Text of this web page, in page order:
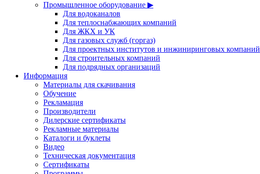
Промышленное оборудование ▶
Для водоканалов
Для теплоснабжающих компаний
Для ЖКХ и УК
Для газовых служб (горгаз)
Для проектных институтов и инжиниринговых компаний
Для строительных компаний
Для подрядных организаций
Информация
Материалы для скачивания
Обучение
Рекламация
Производители
Дилерские сертификаты
Рекламные материалы
Каталоги и буклеты
Видео
Техническая документация
Сертификаты